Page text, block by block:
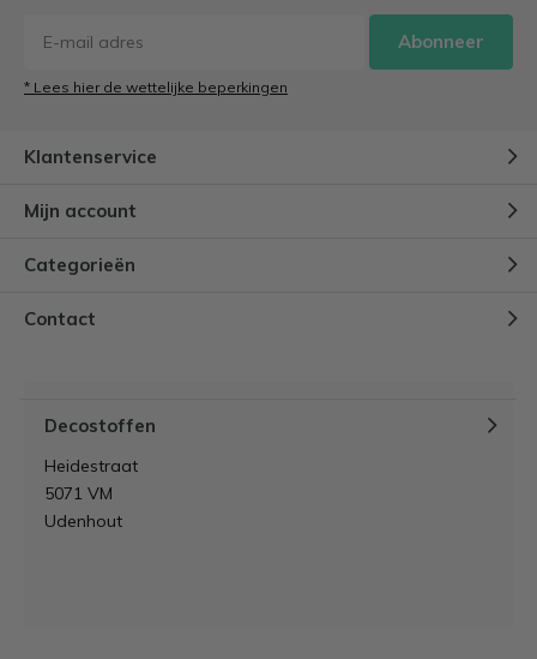
Abonneer
* Lees hier de wettelijke beperkingen
Klantenservice
Mijn account
Categorieën
Contact
Decostoffen
Heidestraat
5071 VM
Udenhout